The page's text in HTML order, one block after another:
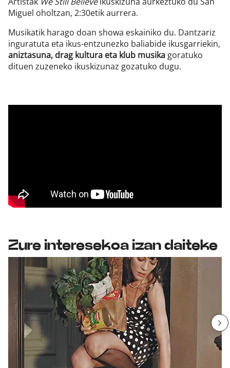
Miguel oholtzan, 2:30etik aurrera.
Musikatik harago doan showa eskainiko du. Dantzariz
inguratuta eta ikus-entzunezko baliabide ikusgarriekin,
aniztasuna, drag kultura eta klub musika goratuko
dituen zuzeneko ikuskizunaz gozatuko dugu.
Zure interesekoa izan daiteke